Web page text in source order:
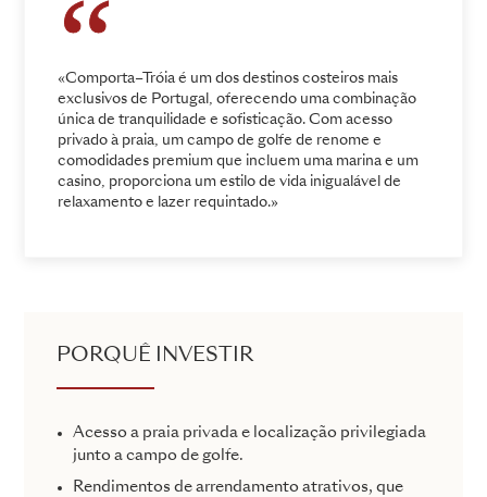
«Comporta–Tróia é um dos destinos costeiros mais
exclusivos de Portugal, oferecendo uma combinação
única de tranquilidade e sofisticação. Com acesso
privado à praia, um campo de golfe de renome e
comodidades premium que incluem uma marina e um
casino, proporciona um estilo de vida inigualável de
relaxamento e lazer requintado.»
PORQUÊ INVESTIR
Acesso a praia privada e localização privilegiada
junto a campo de golfe.
Rendimentos de arrendamento atrativos, que